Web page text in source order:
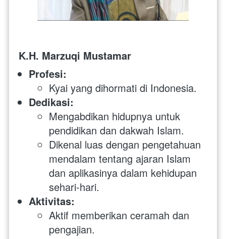
K.H. Marzuqi Mustamar
Profesi:
Kyai yang dihormati di Indonesia.
Dedikasi:
Mengabdikan hidupnya untuk
pendidikan dan dakwah Islam.
Dikenal luas dengan pengetahuan
mendalam tentang ajaran Islam
dan aplikasinya dalam kehidupan
sehari-hari.
Aktivitas:
Aktif memberikan ceramah dan
pengajian.